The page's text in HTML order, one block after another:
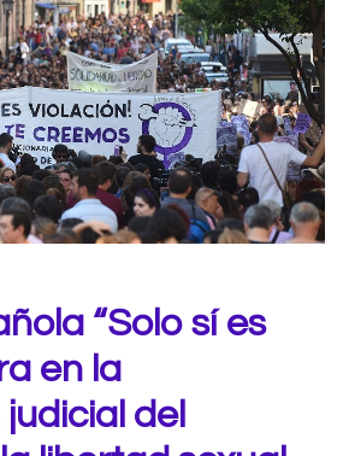
“Solo sí es
en la
del